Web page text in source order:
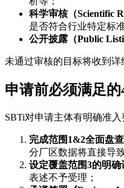
科学审核（Scientific
是否符合行业特定标
公开披露（Public
未通过审核的目标将收到
申请前必须满足
SBTi对申请主体有明确准入
完成范围1&2全面盘查
分厂区数据将直接导
设定覆盖范围3的明确
表述不予受理；